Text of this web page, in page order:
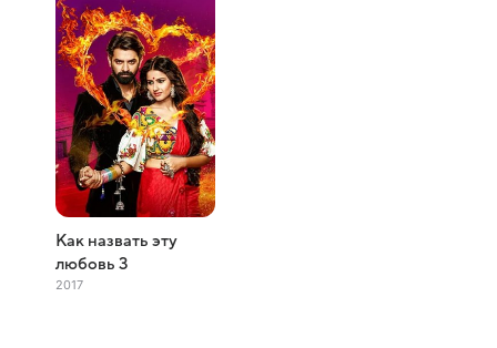
Как назвать эту
любовь 3
2017